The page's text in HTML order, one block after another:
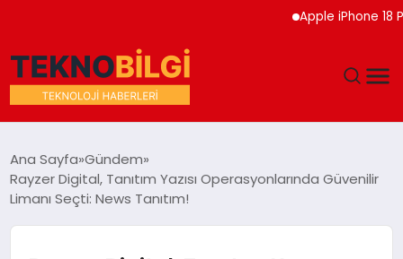
Apple iPhone 18 Pro
DÜNYA
Ana Sayfa Gündem
Rayzer Digital, Tanıtım Yazısı Operasyonlarında Güvenilir
Limanı Seçti: News Tanıtım!